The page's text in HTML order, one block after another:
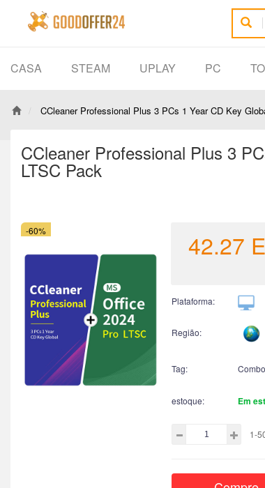
CASA STEAM UPLAY PC
CCleaner Professional Plus 3 PCs 1 Year CD Key
CCleaner Professional Plus 3
LTSC Pack
-60% 42.27
Plataforma:
Região:
Tag:
estoque: Em
1-